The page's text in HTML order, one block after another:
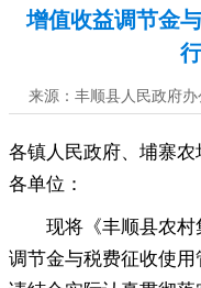
增值收益调节金
来源：丰顺县人民政府
各镇人民政府、埔寨农
各单位：
现将《丰顺县农村
调节金与税费征收使